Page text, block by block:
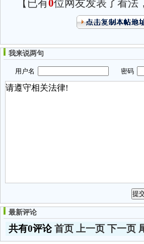
【已有0位网友发表了看法
我来说两句
用户名 密码
最新评论
共有0评论首页 上一页 下一页